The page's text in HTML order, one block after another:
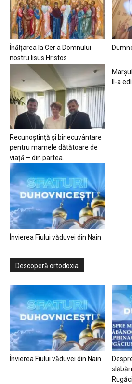
Înălțarea la Cer a Domnului
nostru Iisus Hristos
Recunoștință și binecuvântare
pentru mamele dătătoare de
viață – din partea...
II-a
Învierea Fiului văduvei din Nain
Descoperă ortodoxia
Învierea Fiului văduvei din Nain